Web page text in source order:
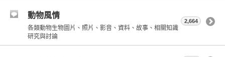
動物風情
各類動物生物圖片、照片、影音、資料、故事、相關知識
研究與討論
2,664